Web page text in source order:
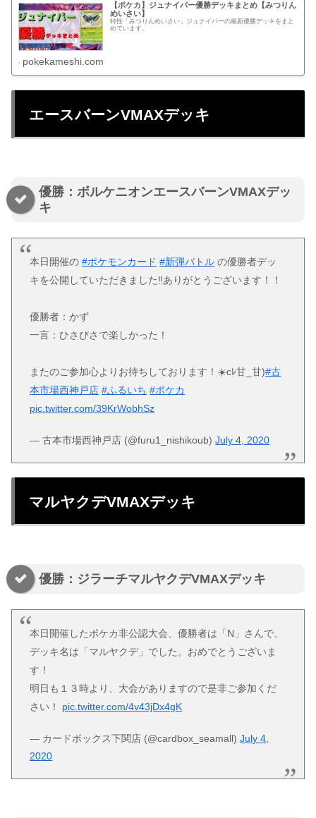
【ポケカ】ジュナイパー優勝デッキまとめ【みつりん
めいさい】
特性「みつりんめいさい」ジュナイパーの最新優勝デッキをまと
めています。
pokekameshi.com
エースバーンVMAXデッキ
優勝：ボルケニオンエースバーンVMAXデッ
キ
本日開催の#ポケモンカード #新弾バトル の優勝者デッ
キを公開していただきました‼️ありがとうございます！！
優勝者：かず
一言：ひさびさで楽しかった！
またのご参加心よりお待ちしております！☀️cﾚ甘_甘)#古
本市場西神戸店 #ふるいち #ポケカ
pic.twitter.com/39KrWobhSz
— 古本市場西神戸店 (@furu1_nishikoub)July 4, 2020
マルヤクデVMAXデッキ
優勝：ジラーチマルヤクデVMAXデッキ
本日開催したポケカ非公認大会、優勝者は「N」さんで、
デッキ名は「マルヤクデ」でした。おめでとうございま
す！
明日も１３時より、大会がありますので是非ご参加くだ
さい！ pic.twitter.com/4v43jDx4gK
— カードボックス下関店 (@cardbox_seamall)July 4,
2020